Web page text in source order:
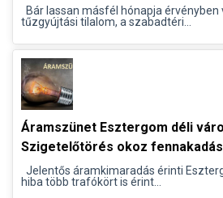
Bár lassan másfél hónapja érvényben
tűzgyújtási tilalom, a szabadtéri...
Áramszünet Esztergom déli
Szigetelőtörés okoz
Jelentős áramkimaradás érinti
hiba több trafókört is érint...